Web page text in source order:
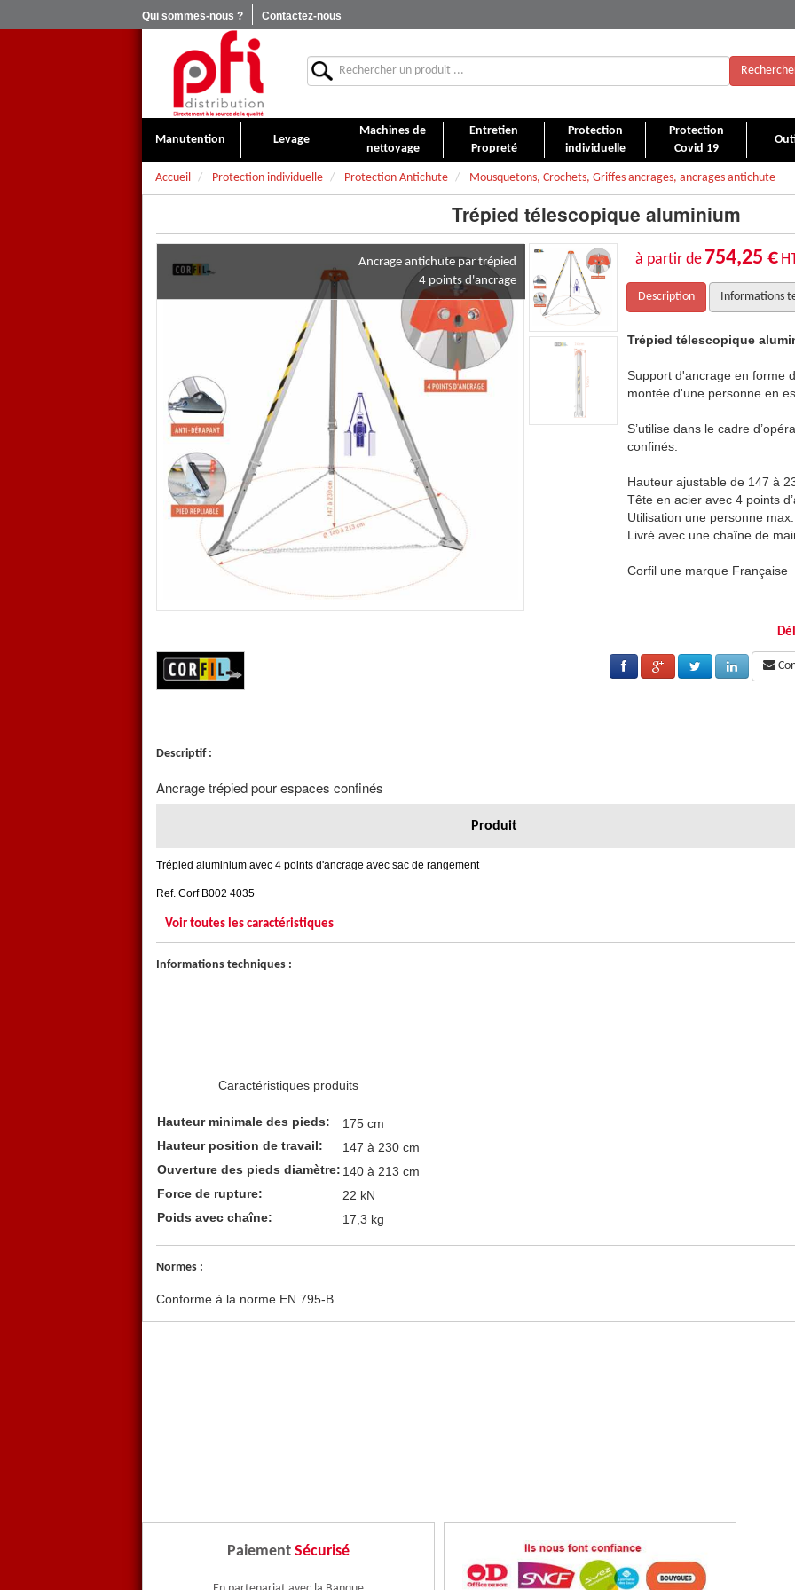
Qui sommes-nous ? Contactez-nous
Manutention Levage
Machines de
nettoyage
Entretien
Propreté
Protection
individuelle
Protection
Covid 19
Accueil Protection individuelle Protection Antichute Mousquetons, Crochets, Griffes ancrages, ancrages antichute
Trépied télescopique aluminium
Ancrage antichute par trépied
4 points d'ancrage
à partir de 754,25 €
Description Informations
Trépied télescopique aluminium
Support d'ancrage en forme de trépied pour assurer la descente et la
montée d'une personne en espaces confinés.
S’utilise dans le cadre d’opérations dans des espaces verticaux
confinés.
Hauteur ajustable de 147 à 230 cm.
Tête en acier avec 4 points d’ancrage.
Utilisation une personne max.
Livré avec une chaîne de maintien pour sécuriser les pieds.
Corfil une marque Française
Trépied télescopique
Support d'ancrage en forme
montée d'une personne en
S’utilise dans le cadre
confinés.
Hauteur ajustable de 147 à
Tête en acier avec 4 points
Utilisation une personne max.
Livré avec une chaîne de
Corfil une marque Française
Descriptif :
Ancrage trépied pour espaces confinés
Produit
Trépied aluminium avec 4 points d'ancrage avec sac de rangement
Ref. Corf B002 4035
Voir toutes les caractéristiques
Informations techniques :
Caractéristiques produits
Hauteur minimale des pieds:
175 cm
Hauteur position de travail:
147 à 230 cm
Ouverture des pieds diamètre: 140 à 213 cm
Force de rupture:
22 kN
Poids avec chaîne:
17,3 kg
Normes :
Conforme à la norme EN 795-B
Paiement Sécurisé